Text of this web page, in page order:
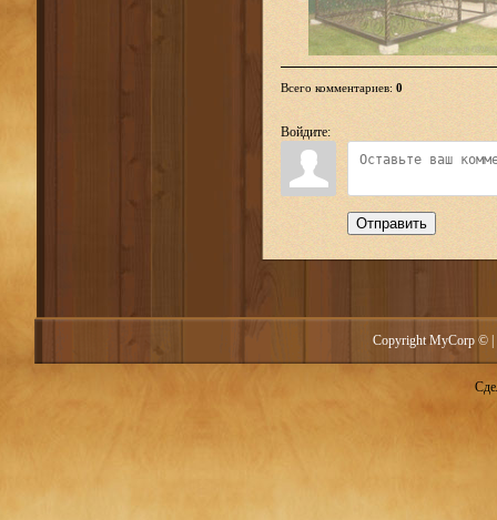
Всего комментариев: 0
Войдите:
Отправить
Copyright MyCorp © |